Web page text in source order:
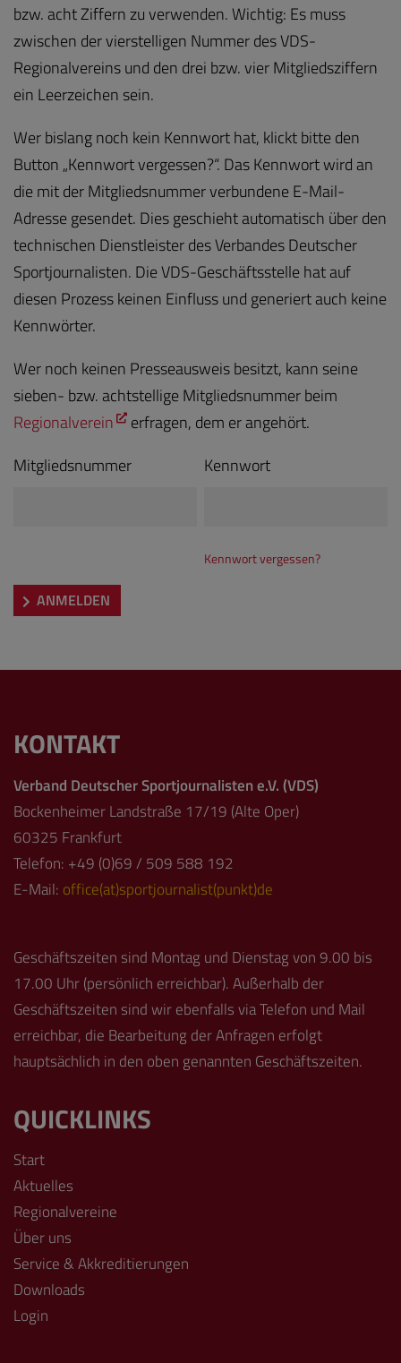
bzw. acht Ziffern zu verwenden. Wichtig: Es muss
zwischen der vierstelligen Nummer des VDS-
Regionalvereins und den drei bzw. vier Mitgliedsziffern
ein Leerzeichen sein.
Wer bislang noch kein Kennwort hat, klickt bitte den
Button „Kennwort vergessen?“. Das Kennwort wird an
die mit der Mitgliedsnummer verbundene E-Mail-
Adresse gesendet. Dies geschieht automatisch über den
technischen Dienstleister des Verbandes Deutscher
Sportjournalisten. Die VDS-Geschäftsstelle hat auf
diesen Prozess keinen Einfluss und generiert auch keine
Kennwörter.
Wer noch keinen Presseausweis besitzt, kann seine
sieben- bzw. achtstellige Mitgliedsnummer beim
Regionalverein
erfragen, dem er angehört.
Mitgliedsnummer
Kennwort
Kennwort vergessen?
ANMELDEN
KONTAKT
Verband Deutscher Sportjournalisten e.V. (VDS)
Bockenheimer Landstraße 17/19 (Alte Oper)
60325 Frankfurt
Telefon: +49 (0)69 / 509 588 192
E-Mail: office(at)sportjournalist(punkt)de
Geschäftszeiten sind Montag und Dienstag von 9.00 bis
17.00 Uhr (persönlich erreichbar). Außerhalb der
Geschäftszeiten sind wir ebenfalls via Telefon und Mail
erreichbar, die Bearbeitung der Anfragen erfolgt
hauptsächlich in den oben genannten Geschäftszeiten.
QUICKLINKS
Start
Aktuelles
Regionalvereine
Über uns
Service & Akkreditierungen
Downloads
Login